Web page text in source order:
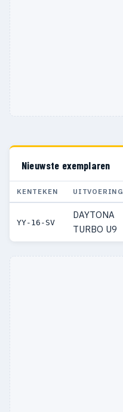
Nieuwste exemplaren
KENTEKEN UITVOERING
YY-16-SV
DAYTONA
TURBO U9